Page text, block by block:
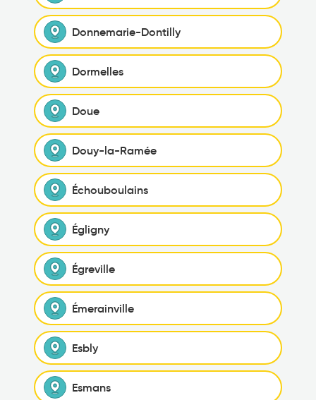
Donnemarie-Dontilly
Dormelles
Doue
Douy-la-Ramée
Échouboulains
Égligny
Égreville
Émerainville
Esbly
Esmans